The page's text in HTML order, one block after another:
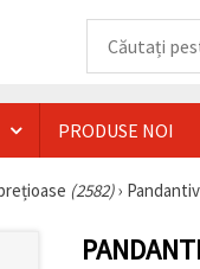
PRODUSE NOI
(2582)›